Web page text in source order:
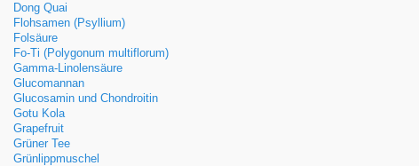
Dong Quai
Flohsamen (Psyllium)
Folsäure
Fo-Ti (Polygonum multiflorum)
Gamma-Linolensäure
Glucomannan
Glucosamin und Chondroitin
Gotu Kola
Grapefruit
Grüner Tee
Grünlippmuschel